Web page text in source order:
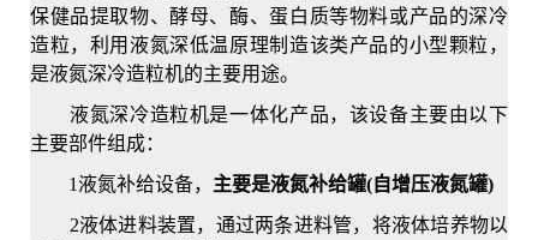
保健品提取物、酵母、酶、蛋白质等物料或产品的深冷
造粒，利用液氮深低温原理制造该类产品的小型颗粒，
是液氮深冷造粒机的主要用途。
液氮深冷造粒机是一体化产品，该设备主要由以下
主要部件组成：
1液氮补给设备， 主要是液氮补给罐(自增压液氮罐)
2液体进料装置，通过两条进料管，将液体培养物以